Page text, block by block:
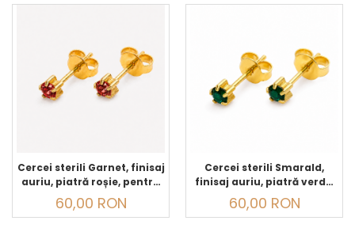
Cercei sterili Garnet, finisaj
auriu, piatră roșie, pentru
găurirea urechilor și
purtare zilnică
60,00 RON
Cercei sterili Smarald,
finisaj auriu, piatră verde,
pentru găurirea urechilor
și purtare zilnică
60,00 RON